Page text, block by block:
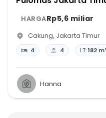
HARGARp5,6 miliar
Cakung, Jakarta Timur
4 4 LT:182 m²
Hanna